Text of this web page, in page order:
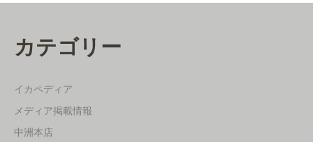
カテゴリー
イカペディア
メディア掲載情報
中洲本店